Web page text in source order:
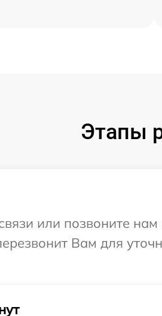
Этапы
или позвоните
Вам для